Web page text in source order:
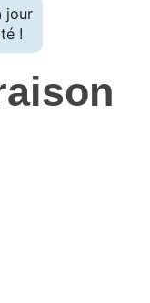
jour
!